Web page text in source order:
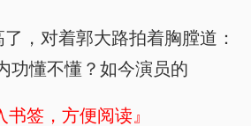
，对着郭大路拍着胸膛道：
功懂不懂？如今演员的
书签，方便阅读』